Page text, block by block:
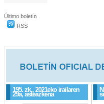
Último boletín
RSS
195. zk., 2021eko irailaren
29a, asteazkena